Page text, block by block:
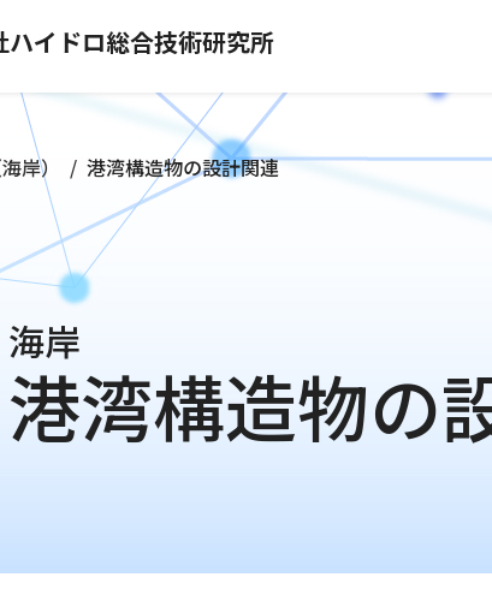
ハイドロ総合技術研究所
岸） 港湾構造物の設計関連
海岸
港湾構造物の